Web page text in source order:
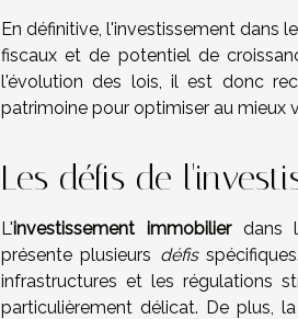
En définitive, l'investissement dans
fiscaux et de potentiel de
l'évolution des lois, il est donc
patrimoine pour optimiser au mieux
Les défis de
L'investissement immobilierdans
présente plusieurs défis
infrastructures et les régulations
particulièrement délicat. De plus,